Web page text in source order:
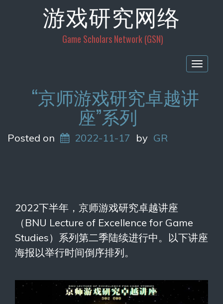
游戏研究网络
Game Scholars Network (GSN)
“京师游戏研究卓越讲
座”系列
Posted on 2022-11-17 by GR
2022下半年，京师游戏研究卓越讲座
（BNU Lecture of Excellence for Game
Studies）系列第二季陆续进行中。以下讲座
海报以举行时间倒序排列。